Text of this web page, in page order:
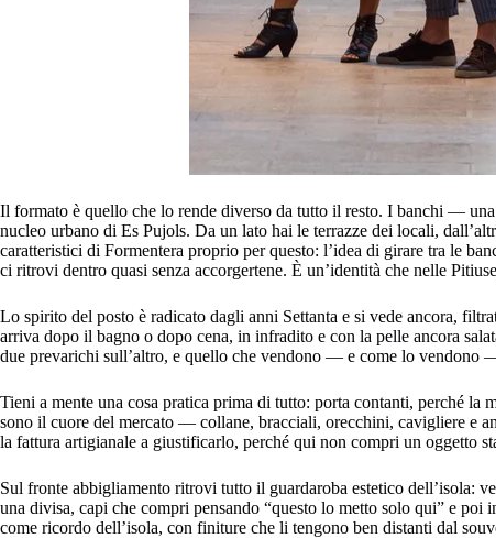
Il formato è quello che lo rende diverso da tutto il resto. I banchi —
nucleo urbano di Es Pujols. Da un lato hai le terrazze dei locali,
caratteristici di Formentera proprio per questo: l’idea di girare tra le
ci ritrovi dentro quasi senza accorgertene. È un’identità che nelle
Lo spirito del posto è radicato dagli anni Settanta e si vede ancora,
arriva dopo il bagno o dopo cena, in infradito e con la pelle ancora
due prevarichi sull’altro, e quello che vendono — e come lo vendono
Tieni a mente una cosa pratica prima di tutto: porta contanti, perché
sono il cuore del mercato — collane, bracciali, orecchini, cavigliere e
la fattura artigianale a giustificarlo, perché qui non compri un oggetto
Sul fronte abbigliamento ritrovi tutto il guardaroba estetico dell’isola:
una divisa, capi che compri pensando “questo lo metto solo qui” e poi
come ricordo dell’isola, con finiture che li tengono ben distanti dal